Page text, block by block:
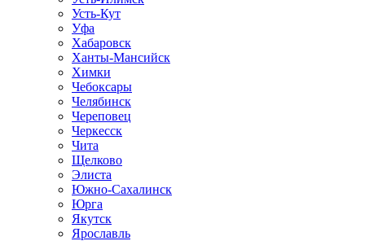
Усть-Кут
Уфа
Хабаровск
Ханты-Мансийск
Химки
Чебоксары
Челябинск
Череповец
Черкесск
Чита
Щелково
Элиста
Южно-Сахалинск
Юрга
Якутск
Ярославль